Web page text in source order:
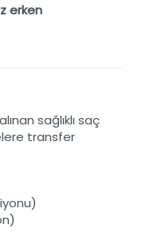
erken
sağlıklı saç
transfer